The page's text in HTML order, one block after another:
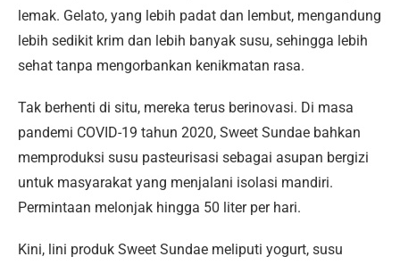
lemak. Gelato, yang lebih padat dan lembut, mengandung
lebih sedikit krim dan lebih banyak susu, sehingga lebih
sehat tanpa mengorbankan kenikmatan rasa.
Tak berhenti di situ, mereka terus berinovasi. Di masa
pandemi COVID-19 tahun 2020, Sweet Sundae bahkan
memproduksi susu pasteurisasi sebagai asupan bergizi
untuk masyarakat yang menjalani isolasi mandiri.
Permintaan melonjak hingga 50 liter per hari.
Kini, lini produk Sweet Sundae meliputi yogurt, susu